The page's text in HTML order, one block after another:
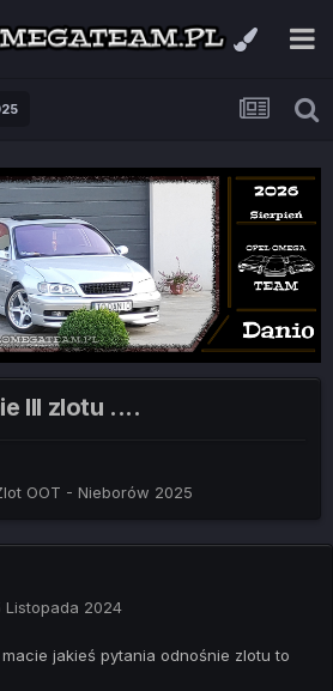
III zlotu ....
OOT - Nieborów 2025
Listopada 2024
jakieś pytania odnośnie zlotu to